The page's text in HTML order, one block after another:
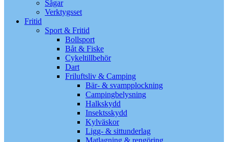
Sågar
Verktygsset
Fritid
Sport & Fritid
Bollsport
Båt & Fiske
Cykeltillbehör
Dart
Friluftsliv & Camping
Bär- & svampplockning
Campingbelysning
Halkskydd
Insektsskydd
Kylväskor
Ligg- & sittunderlag
Matlagning & rengöring